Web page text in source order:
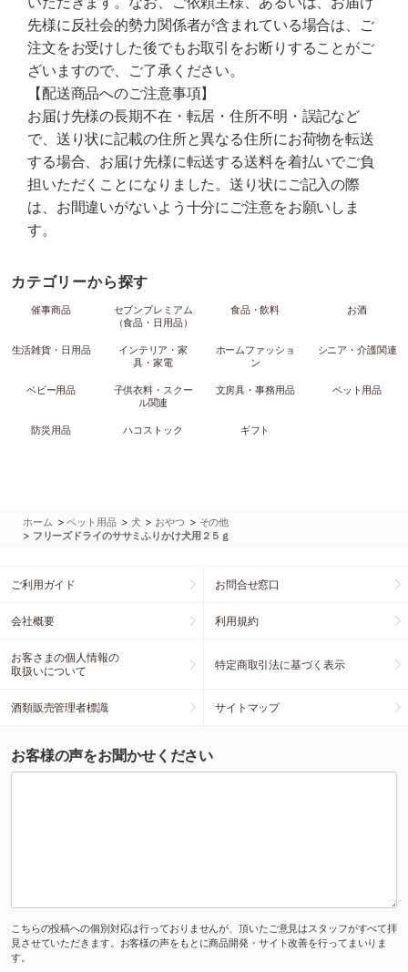
先様に反社会的勢力関係者が含まれている場合は、ご
注文をお受けした後でもお取引をお断りすることがご
ざいますので、ご了承ください。
【配送商品へのご注意事項】
お届け先様の長期不在・転居・住所不明・誤記など
で、送り状に記載の住所と異なる住所にお荷物を転送
する場合、お届け先様に転送する送料を着払いでご負
担いただくことになりました。送り状にご記入の際
は、お間違いがないよう十分にご注意をお願いしま
す。
カテゴリーから探す
催事商品
セブンプレミアム
（食品・日用品）
食品・飲料 お酒
生活雑貨・日用品
インテリア・家
具・家電
ホームファッショ
ン
シニア・介護関連
ベビー用品
子供衣料・スクー
ル関連
文房具・事務用品 ペット用品
防災用品 ハコストック ギフト
ホーム >ペット用品 > 犬 > おやつ > その他
> フリーズドライのササミふりかけ犬用２５ｇ
ご利用ガイド お問合せ窓口
会社概要 利用規約
お客さまの個人情報の
取扱いについて
特定商取引法に基づく表示
酒類販売管理者標識 サイトマップ
お客様の声をお聞かせください
こちらの投稿への個別対応は行っておりませんが、頂いたご意見はスタッフがすべて拝
見させていただきます。お客様の声をもとに商品開発・サイト改善を行ってまいりま
す。